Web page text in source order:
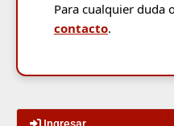
Para cualquier duda
contacto.